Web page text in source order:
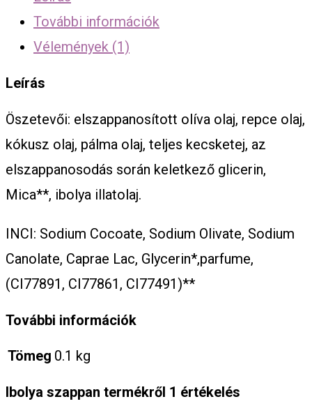
További információk
Vélemények (1)
Leírás
Öszetevői: elszappanosított olíva olaj, repce olaj,
kókusz olaj, pálma olaj, teljes kecsketej, az
elszappanosodás során keletkező glicerin,
Mica**, ibolya illatolaj.
INCI: Sodium Cocoate, Sodium Olivate, Sodium
Canolate, Caprae Lac, Glycerin*,parfume,
(CI77891, CI77861, CI77491)**
További információk
Tömeg 0.1 kg
Ibolya szappan termékről 1 értékelés